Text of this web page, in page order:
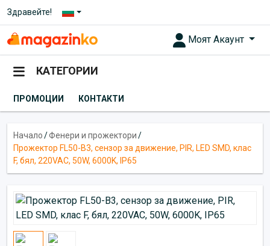
Здравейте!
Моят Акаунт
КАТЕГОРИИ
ПРОМОЦИИ КОНТАКТИ
Начало/Фенери и прожектори/
Прожектор FL50-B3, сензор за движение, PIR, LED SMD, клас
F, бял, 220VAC, 50W, 6000K, IP65